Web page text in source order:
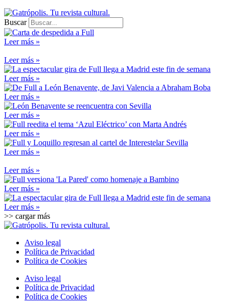
Buscar
Leer más »
Leer más »
Leer más »
Leer más »
Leer más »
Leer más »
Leer más »
Leer más »
Leer más »
Leer más »
>> cargar más
Aviso legal
Política de Privacidad
Política de Cookies
Aviso legal
Política de Privacidad
Política de Cookies